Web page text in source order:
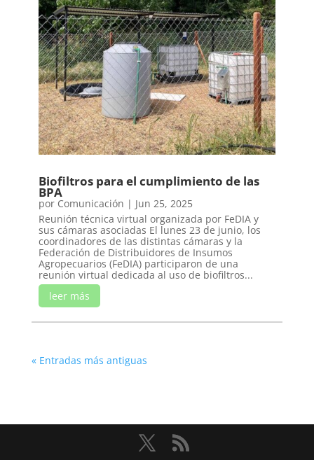
Biofiltros para el cumplimiento de las
BPA
por Comunicación | Jun 25, 2025
Reunión técnica virtual organizada por FeDIA y
sus cámaras asociadas El lunes 23 de junio, los
coordinadores de las distintas cámaras y la
Federación de Distribuidores de Insumos
Agropecuarios (FeDIA) participaron de una
reunión virtual dedicada al uso de biofiltros...
leer más
« Entradas más antiguas